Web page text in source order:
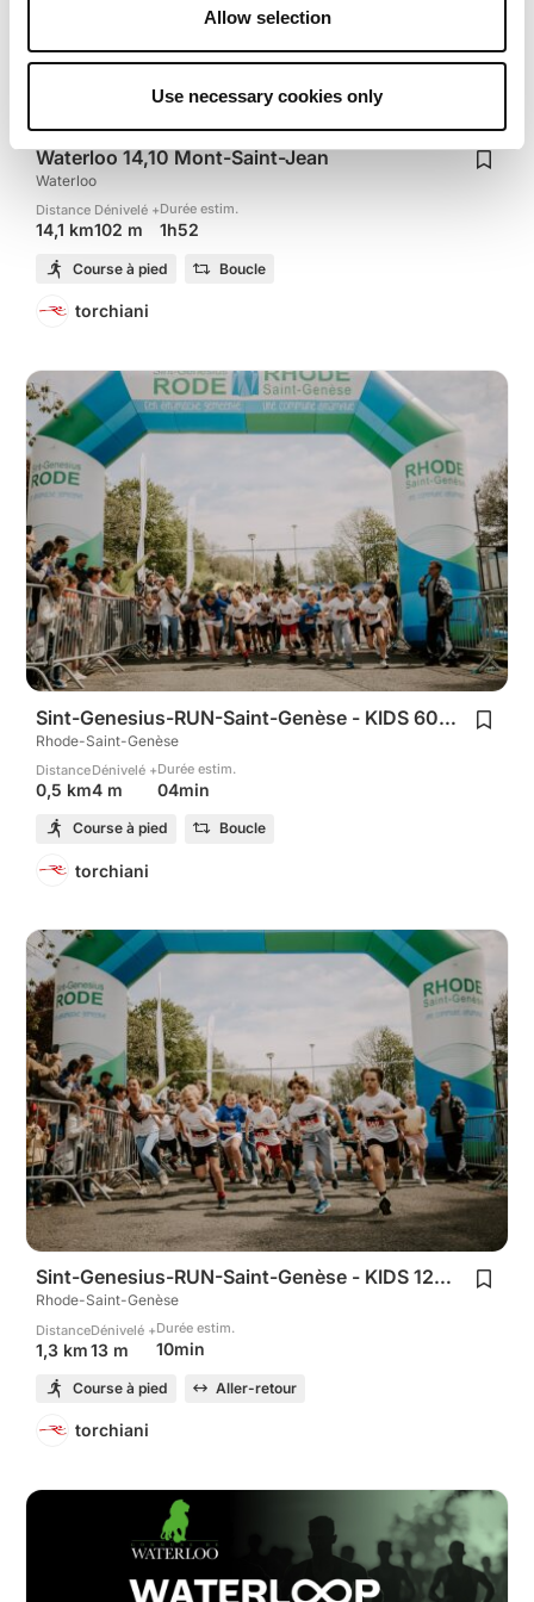
Allow selection
Use necessary cookies only
Waterloo 14,10 Mont-Saint-Jean
Waterloo
Distance
14,1 km
Dénivelé +
102 m
Durée estim.
1h52
Course à pied Boucle
torchiani
Sint-Genesius-RUN-Saint-Genèse - KIDS 600m
Rhode-Saint-Genèse
Distance
0,5 km
Dénivelé +
4 m
Durée estim.
04min
Course à pied Boucle
torchiani
Sint-Genesius-RUN-Saint-Genèse - KIDS 1200m
Rhode-Saint-Genèse
Distance
1,3 km
Dénivelé +
13 m
Durée estim.
10min
Course à pied Aller-retour
torchiani